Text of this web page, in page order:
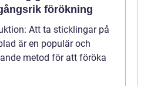
förökning
sticklingar på
är en populär och
metod för att föröka